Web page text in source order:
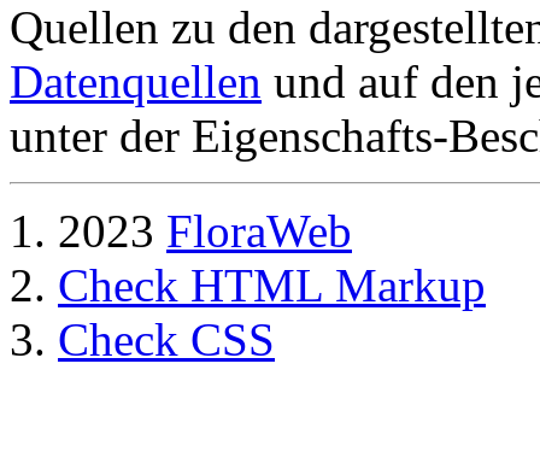
Quellen zu den
Datenquellen und auf den
unter der Eigenschafts-
2023 FloraWeb
Check HTML Markup
Check CSS